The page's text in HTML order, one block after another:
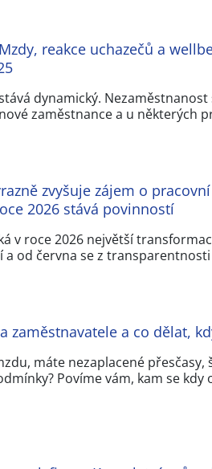
reakce uchazečů a
dynamický.
zaměstnance a u některých
zvyšuje zájem o
2026 stává povinností
v roce 2026 největší
a od června se z
zaměstnavatele a co dělat,
máte nezaplacené přesčasy,
Povíme vám, kam se